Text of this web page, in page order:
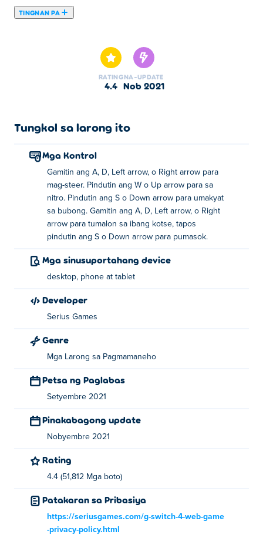
TINGNAN PA
RATING
4.4
NA-UPDATE
Nob 2021
Tungkol sa larong ito
Mga Kontrol
Gamitin ang A, D, Left arrow, o Right arrow para
mag-steer. Pindutin ang W o Up arrow para sa
nitro. Pindutin ang S o Down arrow para umakyat
sa bubong. Gamitin ang A, D, Left arrow, o Right
arrow para tumalon sa ibang kotse, tapos
pindutin ang S o Down arrow para pumasok.
Mga sinusuportahang device
desktop, phone at tablet
Developer
Serius Games
Genre
Mga Larong sa Pagmamaneho
Petsa ng Paglabas
Setyembre 2021
Pinakabagong update
Nobyembre 2021
Rating
4.4 (51,812 Mga boto)
Patakaran sa Pribasiya
https://seriusgames.com/g-switch-4-web-game
-privacy-policy.html